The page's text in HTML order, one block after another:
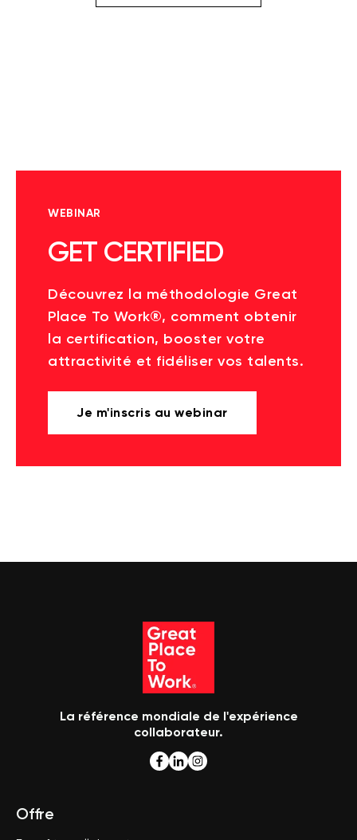
WEBINAR
GET CERTIFIED
Découvrez la méthodologie Great
Place To Work®, comment obtenir
la certification, booster votre
attractivité et fidéliser vos talents.
Je m'inscris au webinar
La référence mondiale de l'expérience
collaborateur.
Offre